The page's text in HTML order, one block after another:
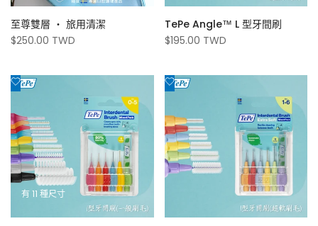
典
專
牙
刷
牙
間
刷
至尊雙層 ‧ 旅用清潔
促
$250.00 TWD
TePe Angle™ L 型牙間刷
促
$195.00 TWD
添
到
心
願
清
單
有 11 種尺寸
添
到
心
願
清